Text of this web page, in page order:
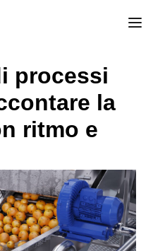
processi
la
ritmo e